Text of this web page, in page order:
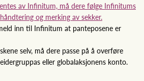
av Infinitum, må dere følge Infinitums
og merking av sekker.
inn til Infinitum at panteposene er
selv, må dere passe på å overføre
eller globalaksjonens konto.